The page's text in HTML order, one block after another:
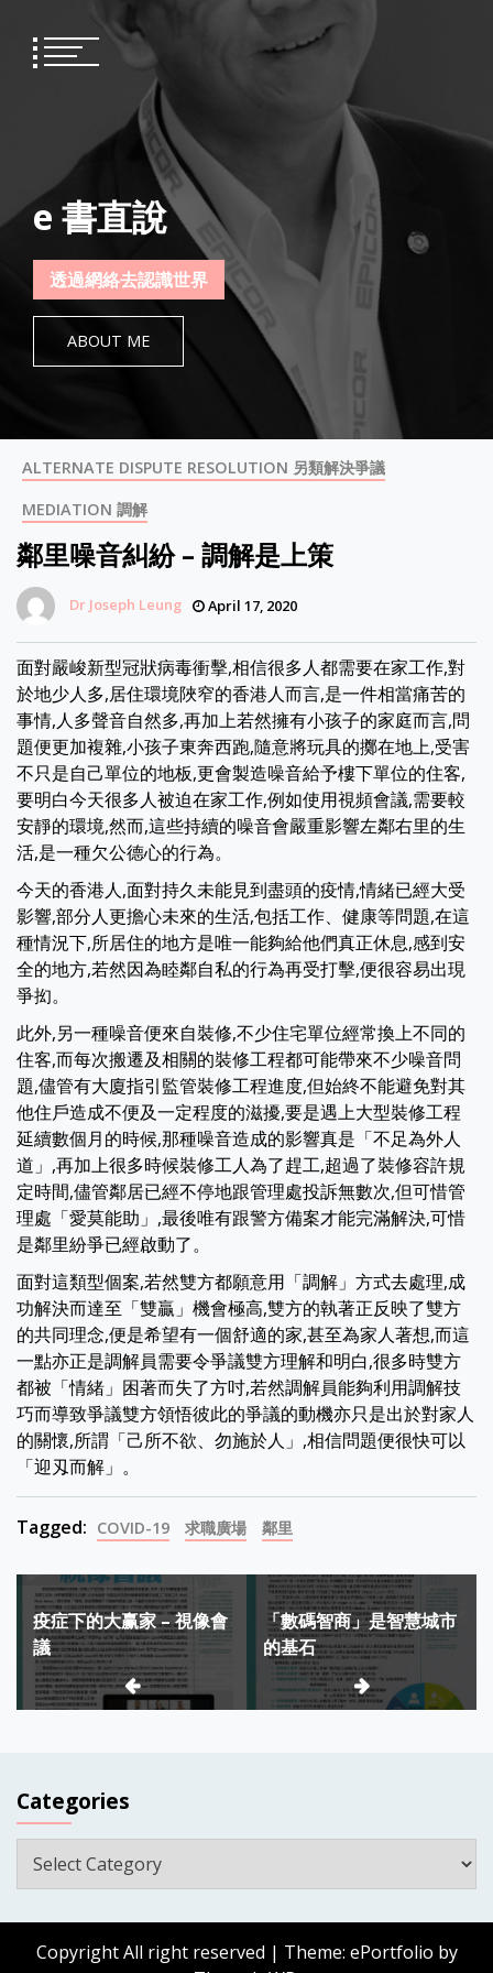
content
e 書直說
透過網絡去認識世界
ABOUT ME
ALTERNATE DISPUTE RESOLUTION 另類解決爭議
MEDIATION 調解
鄰里噪音糾紛 – 調解是上策
Dr Joseph Leung April 17, 2020
面對嚴峻新型冠狀病毒衝擊,相信很多人都需要在家工作,對
於地少人多,居住環境陜窄的香港人而言,是一件相當痛苦的
事情,人多聲音自然多,再加上若然擁有小孩子的家庭而言,問
題便更加複雜,小孩子東奔西跑,隨意將玩具的擲在地上,受害
不只是自己單位的地板,更會製造噪音給予樓下單位的住客,
要明白今天很多人被迫在家工作,例如使用視頻會議,需要較
安靜的環境,然而,這些持續的噪音會嚴重影響左鄰右里的生
活,是一種欠公德心的行為。
今天的香港人,面對持久未能見到盡頭的疫情,情緒已經大受
影響,部分人更擔心未來的生活,包括工作、健康等問題,在這
種情況下,所居住的地方是唯一能夠給他們真正休息,感到安
全的地方,若然因為睦鄰自私的行為再受打擊,便很容易出現
爭抝。
此外,另一種噪音便來自裝修,不少住宅單位經常換上不同的
住客,而每次搬遷及相關的裝修工程都可能帶來不少噪音問
題,儘管有大廈指引監管裝修工程進度,但始終不能避免對其
他住戶造成不便及一定程度的滋擾,要是遇上大型裝修工程
延續數個月的時候,那種噪音造成的影響真是「不足為外人
道」,再加上很多時候裝修工人為了趕工,超過了裝修容許規
定時間,儘管鄰居已經不停地跟管理處投訴無數次,但可惜管
理處「愛莫能助」,最後唯有跟警方備案才能完滿解決,可惜
是鄰里紛爭已經啟動了。
面對這類型個案,若然雙方都願意用「調解」方式去處理,成
功解決而達至「雙贏」機會極高,雙方的執著正反映了雙方
的共同理念,便是希望有一個舒適的家,甚至為家人著想,而這
一點亦正是調解員需要令爭議雙方理解和明白,很多時雙方
都被「情緒」困著而失了方吋,若然調解員能夠利用調解技
巧而導致爭議雙方領悟彼此的爭議的動機亦只是出於對家人
的關懷,所謂「己所不欲、勿施於人」,相信問題便很快可以
「迎刄而解」。
Tagged: COVID-19 求職廣場 鄰里
Post
navigation
疫症下的大赢家 – 視像會
議
「數碼智商」是智慧城市
的基石
Categories
Categories
Copyright All right reserved | Theme: ePortfolio by